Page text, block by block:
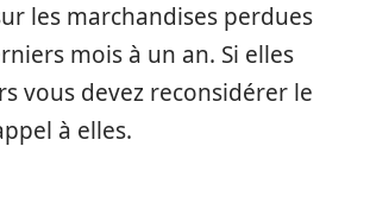
les marchandises perdues
mois à un an. Si elles
vous devez reconsidérer le
à elles.